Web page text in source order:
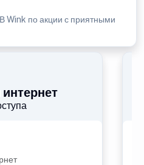
Wink по акции с приятными